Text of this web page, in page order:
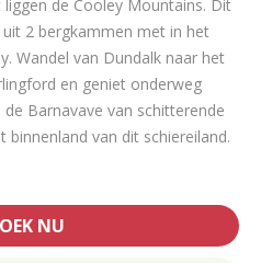
de Cooley Mountains. Dit
2 bergkammen met in het
Wandel van Dundalk naar het
en geniet onderweg
Barnavave van schitterende
binnenland van dit schiereiland.
NU